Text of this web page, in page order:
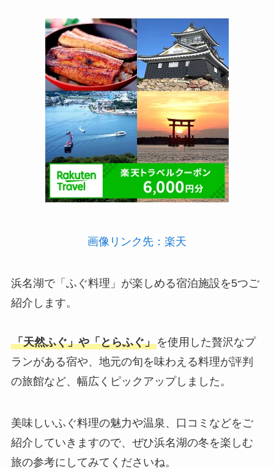
画像リンク先：楽天
浜名湖で「ふぐ料理」が楽しめる宿泊施設を5つご
紹介します。
「天然ふぐ」や「とらふぐ」を使用した贅沢なプ
ランがある宿や、地元の旬を味わえる料理が評判
の旅館など、幅広くピックアップしました。
美味しいふぐ料理の魅力や温泉、口コミなどをご
紹介していきますので、ぜひ浜名湖の冬を楽しむ
旅の参考にしてみてくださいね。